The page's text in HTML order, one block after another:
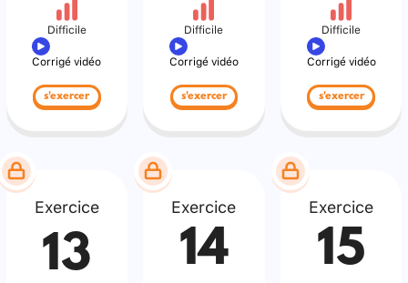
Difficile
Corrigé vidéo
s'exercer
Difficile
Corrigé vidéo
s'exercer
Difficile
Corrigé vidéo
s'exercer
Exercice
13
Exercice
14
Exercice
15